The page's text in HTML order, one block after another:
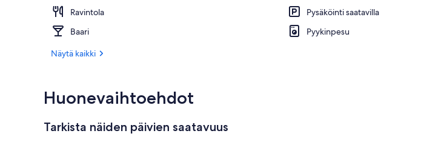
Ravintola
Pysäköinti saatavilla
Baari
Pyykinpesu
Näytä kaikki
Huonevaihtoehdot
Tarkista näiden päivien saatavuus